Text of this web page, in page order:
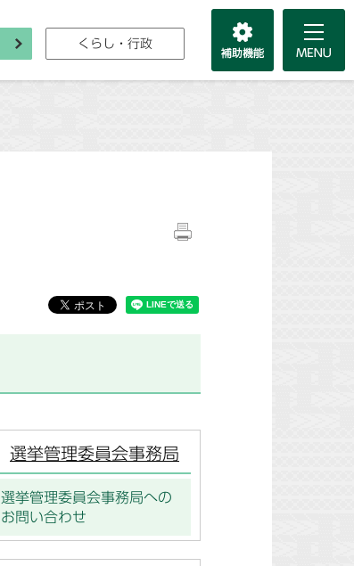
くらし・行政
選挙管理委員会事務局
選挙管理委員会事務局への
お問い合わせ